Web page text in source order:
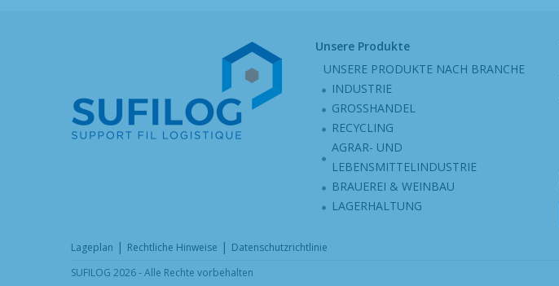
Unsere Produkte
UNSERE PRODUKTE NACH BRANCHE
INDUSTRIE
GROSSHANDEL
RECYCLING
AGRAR- UND
LEBENSMITTELINDUSTRIE
BRAUEREI & WEINBAU
LAGERHALTUNG
Lageplan | Rechtliche Hinweise | Datenschutzrichtlinie
SUFILOG 2026 - Alle Rechte vorbehalten